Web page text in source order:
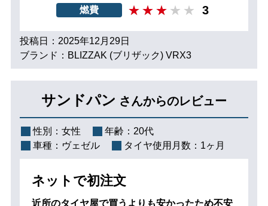
燃費 3
投稿日：2025年12月29日
ブランド：BLIZZAK (ブリザック) VRX3
サンドパン さんからのレビュー
性別： 女性 年齢： 20代
車種： ヴェゼル タイヤ使用月数： 1ヶ月
ネットで初注文
近所のタイヤ屋で買うよりも安かったため不安